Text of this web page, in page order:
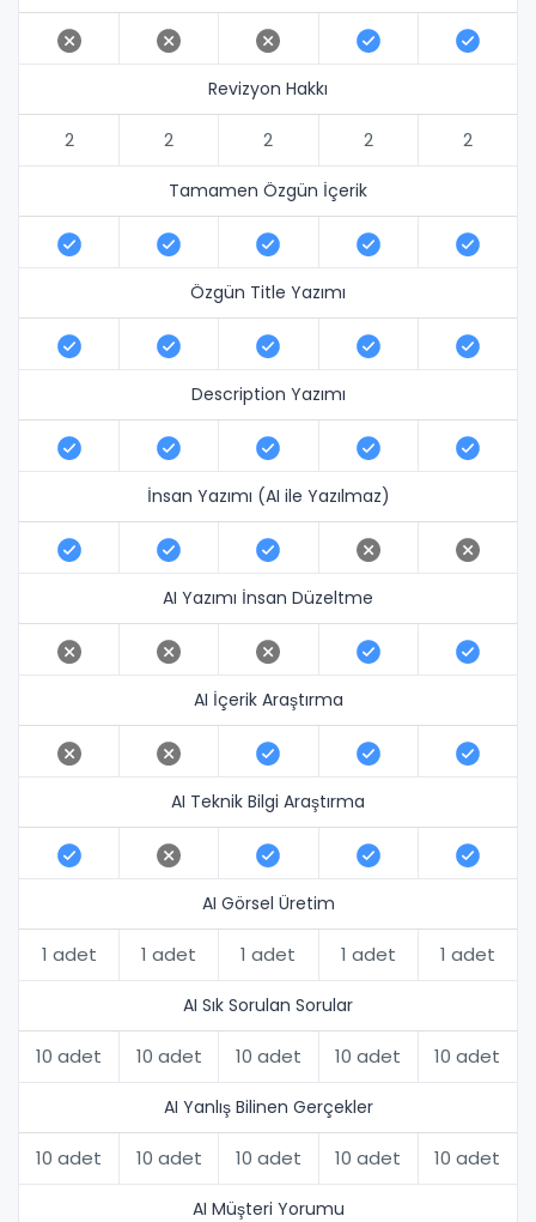
Revizyon Hakkı
2 2 2 2 2
Tamamen Özgün İçerik
Özgün Title Yazımı
Description Yazımı
İnsan Yazımı (AI ile Yazılmaz)
AI Yazımı İnsan Düzeltme
AI İçerik Araştırma
AI Teknik Bilgi Araştırma
AI Görsel Üretim
1 adet 1 adet 1 adet 1 adet 1 adet
AI Sık Sorulan Sorular
10 adet 10 adet 10 adet 10 adet 10 adet
AI Yanlış Bilinen Gerçekler
10 adet 10 adet 10 adet 10 adet 10 adet
AI Müşteri Yorumu